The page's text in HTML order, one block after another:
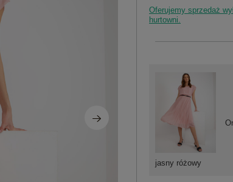
Oferujemy sprzedaż
hurtowni.
jasny różowy